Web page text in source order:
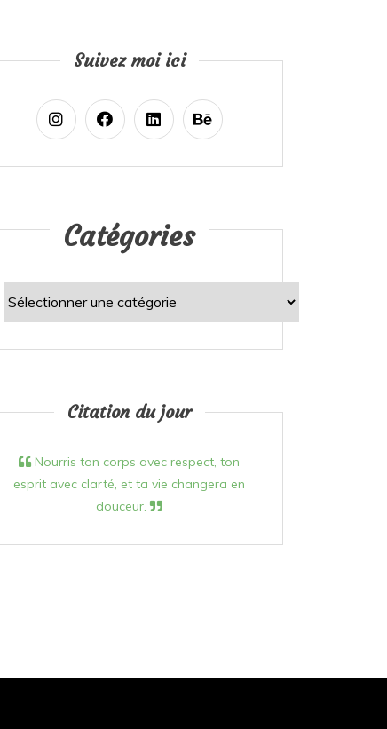
Suivez moi ici
Catégories
Citation du jour
Nourris ton corps avec respect, ton
esprit avec clarté, et ta vie changera en
douceur.